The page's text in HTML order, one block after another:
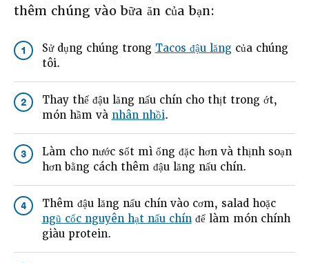
thêm chúng vào bữa ăn của bạn:
1 Sử dụng chúng trong Tacos đậu lăng của chúng
tôi.
2
Thay thế đậu lăng nấu chín cho thịt trong ớt,
món hầm và nhân nhồi.
3
Làm cho nước sốt mì ống đặc hơn và thịnh soạn
hơn bằng cách thêm đậu lăng nấu chín.
4
Thêm đậu lăng nấu chín vào cơm, salad hoặc
ngũ cốc nguyên hạt nấu chínđể làm món chính
giàu protein.